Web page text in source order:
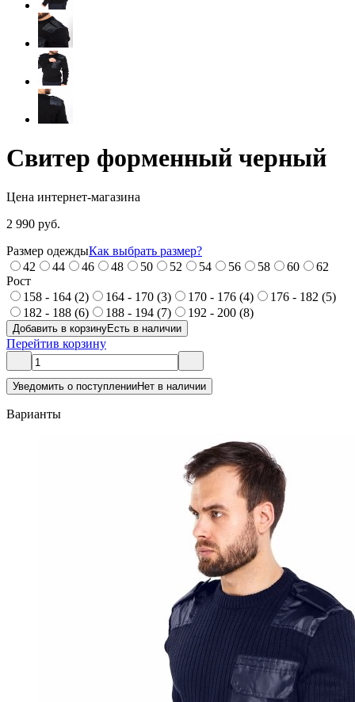
Свитер форменный черный
Цена интернет-магазина
2 990 руб.
Размер одеждыКак выбрать размер?
42
44 46 48 50 52 54 56 58 60
62
Рост
158 - 164 (2)
164 - 170 (3) 170 - 176 (4)
176 - 182 (5)
182 - 188 (6)
188 - 194 (7) 192 - 200 (8)
Добавить в корзинуЕсть в наличии
Перейтив корзину
Уведомить о поступленииНет в наличии
Варианты